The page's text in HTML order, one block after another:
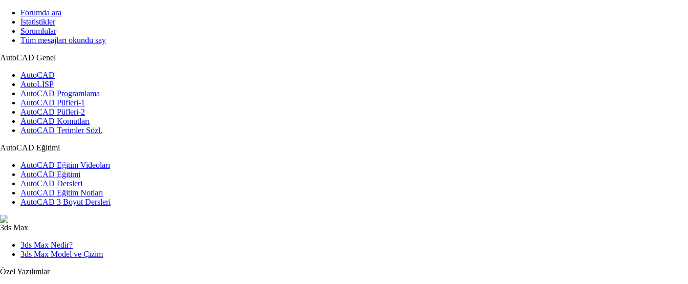
Forumda ara
İstatistikler
Sorumlular
Tüm mesajları okundu say
AutoCAD Genel
AutoCAD
AutoLISP
AutoCAD Programlama
AutoCAD Püfleri-1
AutoCAD Püfleri-2
AutoCAD Komutları
AutoCAD Terimler Sözl.
AutoCAD Eğitimi
AutoCAD Eğitim Videoları
AutoCAD Eğitimi
AutoCAD Dersleri
AutoCAD Eğitim Notları
AutoCAD 3 Boyut Dersleri
3ds Max
3ds Max Nedir?
3ds Max Model ve Çizim
Özel Yazılımlar